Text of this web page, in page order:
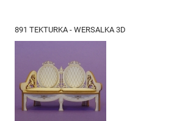
891 TEKTURKA - WERSALKA 3D